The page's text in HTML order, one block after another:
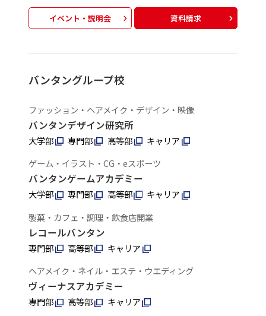
イベント・説明会 資料請求
バンタングループ校
ファッション・ヘアメイク・デザイン・映像
バンタンデザイン研究所
大学部 専門部 高等部
キャリア
ゲーム・イラスト・CG・eスポーツ
バンタンゲームアカデミー
大学部 専門部 高等部
キャリア
製菓・カフェ・調理・飲食店開業
レコールバンタン
専門部 高等部
キャリア
ヘアメイク・ネイル・エステ・ウエディング
ヴィーナスアカデミー
専門部 高等部
キャリア